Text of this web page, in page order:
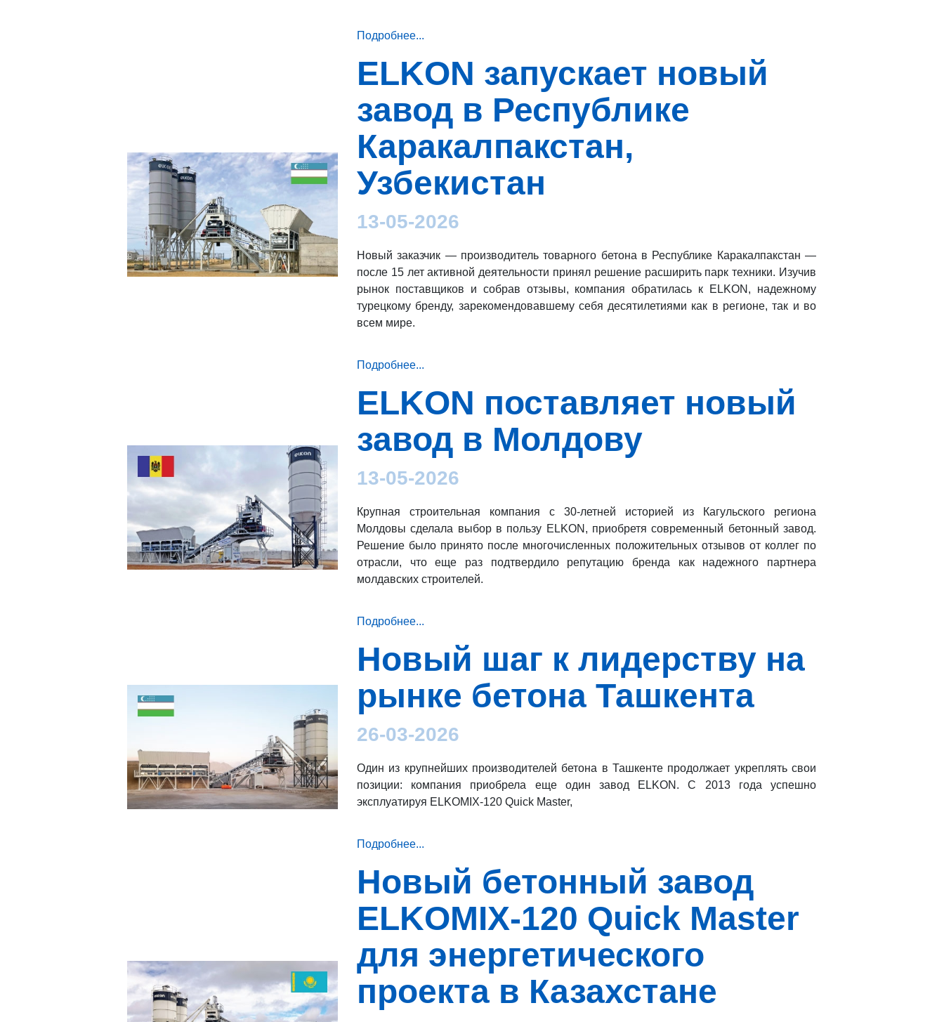
Подробнее...
ELKON запускает новый
завод в Республике
Каракалпакстан,
Узбекистан
13-05-2026
Новый заказчик — производитель товарного бетона в Республике Каракалпакстан —
после 15 лет активной деятельности принял решение расширить парк техники. Изучив
рынок поставщиков и собрав отзывы, компания обратилась к ELKON, надежному
турецкому бренду, зарекомендовавшему себя десятилетиями как в регионе, так и во
всем мире.
Подробнее...
ELKON поставляет новый
завод в Молдову
13-05-2026
Крупная строительная компания с 30-летней историей из Кагульского региона
Молдовы сделала выбор в пользу ELKON, приобретя современный бетонный завод.
Решение было принято после многочисленных положительных отзывов от коллег по
отрасли, что еще раз подтвердило репутацию бренда как надежного партнера
молдавских строителей.
Подробнее...
Новый шаг к лидерству на
рынке бетона Ташкента
26-03-2026
Один из крупнейших производителей бетона в Ташкенте продолжает укреплять свои
позиции: компания приобрела еще один завод ELKON. С 2013 года успешно
эксплуатируя ELKOMIX-120 Quick Master,
Подробнее...
Новый бетонный завод
ELKOMIX-120 Quick Master
для энергетического
проекта в Казахстане